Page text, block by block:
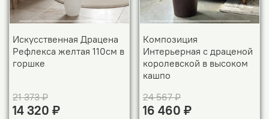
Искусственная Драцена
Рефлекса желтая 110см в
горшке
21 373 ₽
14 320 ₽
Композиция
Интерьерная с драценой
королевской в высоком
кашпо
24 567 ₽
16 460 ₽